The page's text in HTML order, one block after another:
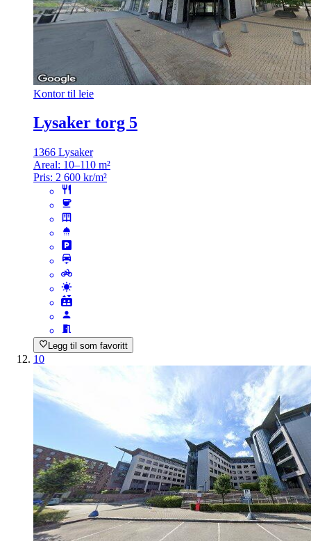
Kontor til leie
Lysaker torg 5
1366 Lysaker
Areal: 10–110 m²
Pris: 2 600 kr/m²
Legg til som favoritt
10